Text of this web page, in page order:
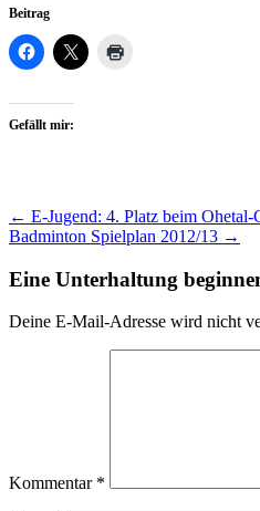
Beitrag
Gefällt mir:
Artikel-
Navigation
← E-Jugend: 4. Platz beim Ohetal-
Badminton Spielplan 2012/13 →
Eine Unterhaltung
Deine E-Mail-Adresse wird nicht
Kommentar *